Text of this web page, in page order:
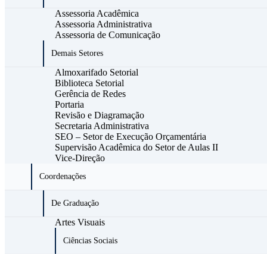
Assessoria Acadêmica
Assessoria Administrativa
Assessoria de Comunicação
Demais Setores
Almoxarifado Setorial
Biblioteca Setorial
Gerência de Redes
Portaria
Revisão e Diagramação
Secretaria Administrativa
SEO – Setor de Execução Orçamentária
Supervisão Acadêmica do Setor de Aulas II
Vice-Direção
Coordenações
De Graduação
Artes Visuais
Ciências Sociais